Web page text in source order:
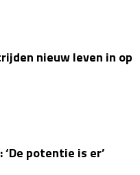
nieuw leven in op
potentie is er’